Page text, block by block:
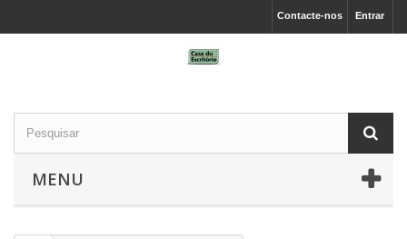
Entrar
Contacte-nos
MENU